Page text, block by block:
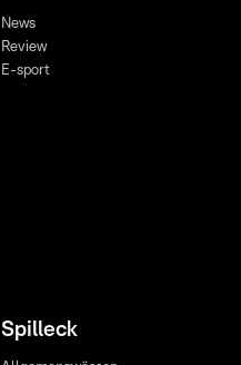
News
Review
E-sport
Spilleck